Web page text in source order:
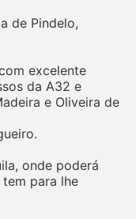
de Pindelo,
excelente
da A32 e
e Oliveira de
onde poderá
para lhe